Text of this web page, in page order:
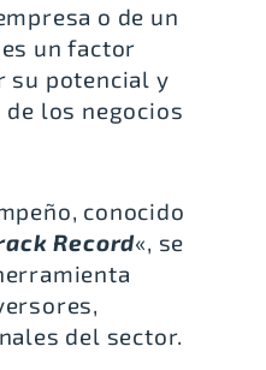
o de un
un factor
su potencial y
los negocios
conocido
Record«, se
del sector.